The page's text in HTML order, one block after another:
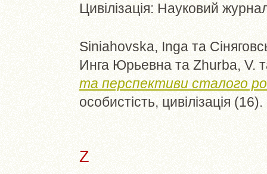
Цивілізація: Науковий
Siniahovska, Inga та
Инга Юрьевна та Zhurba, V.
та перспективи сталого
особистість, цивілізація
Z